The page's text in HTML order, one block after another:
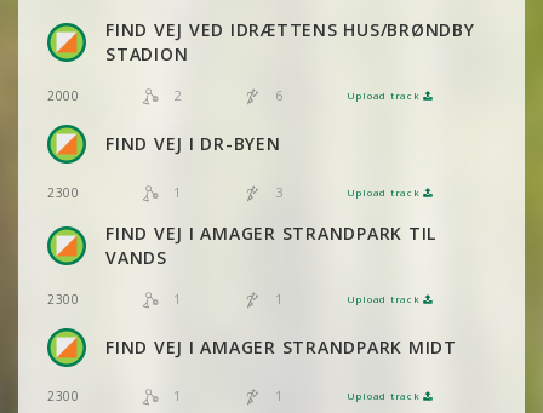
FIND VEJ VED IDRÆTTENS HUS/BRØNDBY
STADION
2000 2 6 Upload track
VIS 2DRERUN
VIS 2DRERUN
FIND VEJ I DR-BYEN
2300 1 3 Upload track
VIS 2DRERUN
FIND VEJ I AMAGER STRANDPARK TIL
VANDS
2300 1 1 Upload track
VIS 2DRERUN
FIND VEJ I AMAGER STRANDPARK MIDT
2300 1 1 Upload track
VIS 2DRERUN